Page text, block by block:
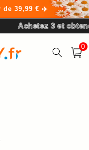
de 39,99 € ✈️
Achetez 3 et
Panier
0
0